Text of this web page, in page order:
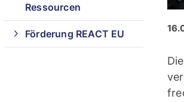
Ressourcen
Förderung REACT EU